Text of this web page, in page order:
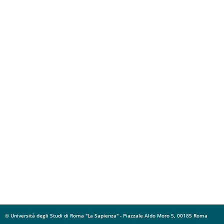
© Università degli Studi di Roma "La Sapienza" - Piazzale Aldo Moro 5, 00185 Roma